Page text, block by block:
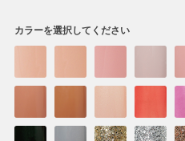
カラーを選択してください